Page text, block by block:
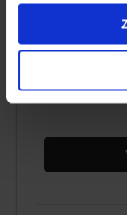
Outros
Forma:
1